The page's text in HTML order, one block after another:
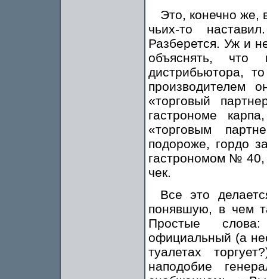
Это, конечно же,
чьих-то
Разберется. Уж и
объяснять, что
дистрибьютора,
производителем
«торговый
гастрономе
«торговым
подороже, гордо
гастрономом № 40,
чек.
Все это
понявшую, в чем
Простые
официальный (а
туалетах
наподобие